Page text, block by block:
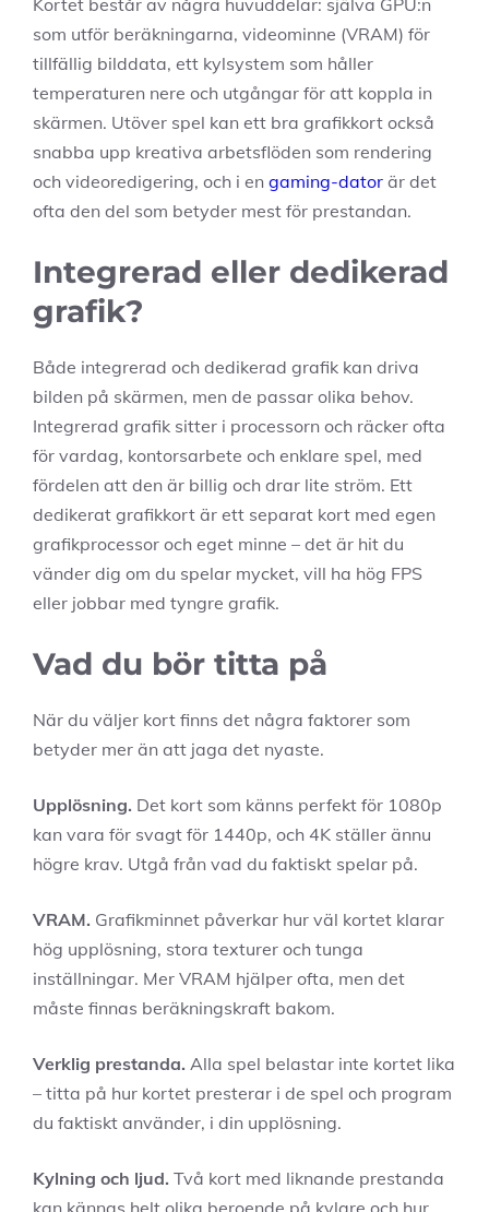
Kortet består av några huvuddelar: själva GPU:n
som utför beräkningarna, videominne (VRAM) för
tillfällig bilddata, ett kylsystem som håller
temperaturen nere och utgångar för att koppla in
skärmen. Utöver spel kan ett bra grafikkort också
snabba upp kreativa arbetsflöden som rendering
och videoredigering, och i en gaming-dator är det
ofta den del som betyder mest för prestandan.
Integrerad eller dedikerad
grafik?
Både integrerad och dedikerad grafik kan driva
bilden på skärmen, men de passar olika behov.
Integrerad grafik sitter i processorn och räcker ofta
för vardag, kontorsarbete och enklare spel, med
fördelen att den är billig och drar lite ström. Ett
dedikerat grafikkort är ett separat kort med egen
grafikprocessor och eget minne – det är hit du
vänder dig om du spelar mycket, vill ha hög FPS
eller jobbar med tyngre grafik.
Vad du bör titta på
När du väljer kort finns det några faktorer som
betyder mer än att jaga det nyaste.
Upplösning. Det kort som känns perfekt för 1080p
kan vara för svagt för 1440p, och 4K ställer ännu
högre krav. Utgå från vad du faktiskt spelar på.
VRAM. Grafikminnet påverkar hur väl kortet klarar
hög upplösning, stora texturer och tunga
inställningar. Mer VRAM hjälper ofta, men det
måste finnas beräkningskraft bakom.
Verklig prestanda. Alla spel belastar inte kortet lika
– titta på hur kortet presterar i de spel och program
du faktiskt använder, i din upplösning.
Kylning och ljud. Två kort med liknande prestanda
kan kännas helt olika beroende på kylare och hur